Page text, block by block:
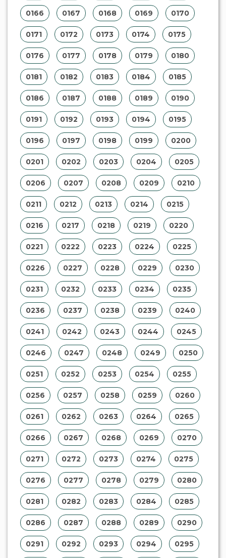
0166 0167 0168 0169 0170
0171 0172 0173 0174 0175
0176 0177 0178 0179 0180
0181 0182 0183 0184 0185
0186 0187 0188 0189 0190
0191 0192 0193 0194 0195
0196 0197 0198 0199 0200
0201 0202 0203 0204 0205
0206 0207 0208 0209 0210
0211 0212 0213 0214 0215
0216 0217 0218 0219 0220
0221 0222 0223 0224 0225
0226 0227 0228 0229 0230
0231 0232 0233 0234 0235
0236 0237 0238 0239 0240
0241 0242 0243 0244 0245
0246 0247 0248 0249 0250
0251 0252 0253 0254 0255
0256 0257 0258 0259 0260
0261 0262 0263 0264 0265
0266 0267 0268 0269 0270
0271 0272 0273 0274 0275
0276 0277 0278 0279 0280
0281 0282 0283 0284 0285
0286 0287 0288 0289 0290
0291 0292 0293 0294 0295